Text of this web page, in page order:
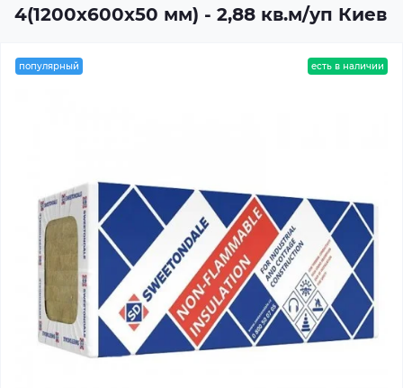
4(1200x600x50 мм) - 2,88 кв.м/уп Киев
популярный есть в наличии